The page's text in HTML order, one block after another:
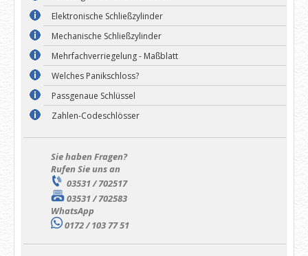
Elektronische Schließzylinder
Mechanische Schließzylinder
Mehrfachverriegelung - Maßblatt
Welches Panikschloss?
Passgenaue Schlüssel
Zahlen-Codeschlösser
Sie haben Fragen?
Rufen Sie uns an
03531 / 702517
03531 / 702583
WhatsApp
0172 / 103 77 51